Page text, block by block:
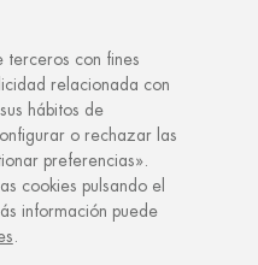
Caravinagre niño
terceros con fines
relacionada con
hábitos de
o rechazar las
preferencias».
cookies pulsando el
información puede
.